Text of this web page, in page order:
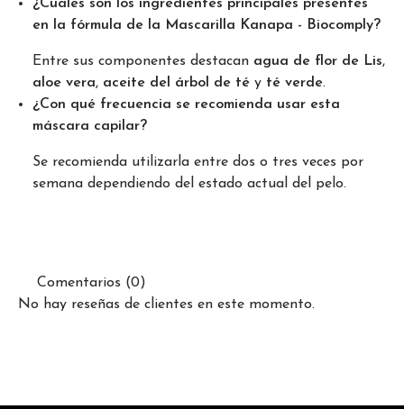
¿Cuáles son los ingredientes principales presentes
en la fórmula de la Mascarilla Kanapa - Biocomply?
Entre sus componentes destacan agua de flor de Lis,
aloe vera, aceite del árbol de té y té verde.
¿Con qué frecuencia se recomienda usar esta
máscara capilar?
Se recomienda utilizarla entre dos o tres veces por
semana dependiendo del estado actual del pelo.
Comentarios (0)
No hay reseñas de clientes en este momento.